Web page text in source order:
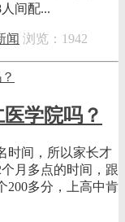
间配...
闻 浏览：1942
学院吗？
时间，所以家长才
月多点的时间，跟
200多分，上高中肯